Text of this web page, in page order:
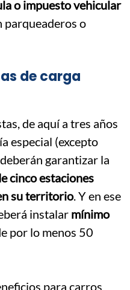
o impuesto vehicular
parqueaderos o
de carga
de aquí a tres años
especial (excepto
garantizar la
cinco estaciones
su territorio. Y en ese
instalar mínimo
por lo menos 50